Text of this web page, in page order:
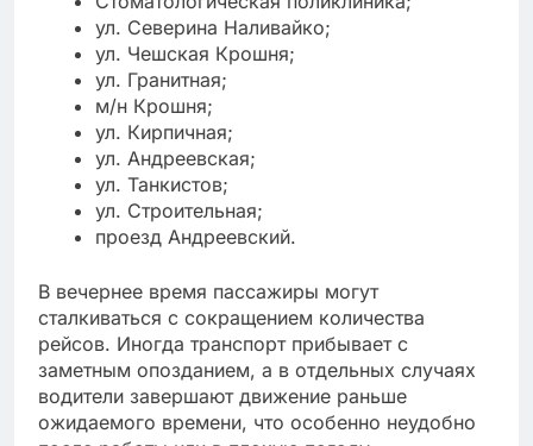
ул. Северина Наливайко;
ул. Чешская Крошня;
ул. Гранитная;
м/н Крошня;
ул. Кирпичная;
ул. Андреевская;
ул. Танкистов;
ул. Строительная;
проезд Андреевский.
В вечернее время пассажиры могут
сталкиваться с сокращением количества
рейсов. Иногда транспорт прибывает с
заметным опозданием, а в отдельных случаях
водители завершают движение раньше
ожидаемого времени, что особенно неудобно